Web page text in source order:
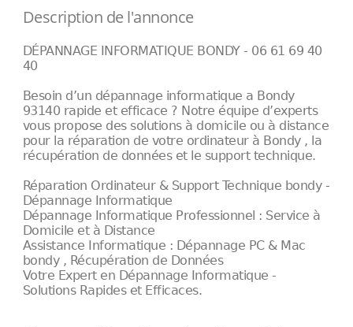
Description de l'annonce
DÉPANNAGE INFORMATIQUE BONDY - 06 61 69 40
40
Besoin d’un dépannage informatique a Bondy
93140 rapide et efficace ? Notre équipe d’experts
vous propose des solutions à domicile ou à distance
pour la réparation de votre ordinateur à Bondy , la
récupération de données et le support technique.
Réparation Ordinateur & Support Technique bondy -
Dépannage Informatique
Dépannage Informatique Professionnel : Service à
Domicile et à Distance
Assistance Informatique : Dépannage PC & Mac
bondy , Récupération de Données
Votre Expert en Dépannage Informatique -
Solutions Rapides et Efficaces.